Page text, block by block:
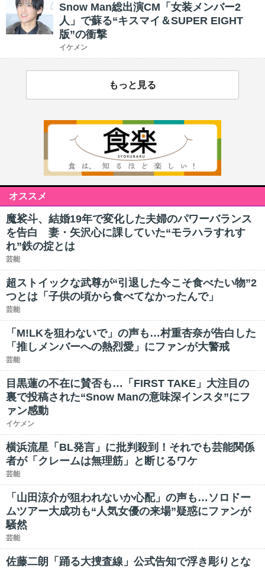
Snow Man総出演CM「女装メンバー2
人」で蘇る“キスマイ＆SUPER EIGHT
版”の衝撃
イケメン
もっと見る
オススメ
魔裟斗、結婚19年で変化した夫婦のパワーバランス
を告白 妻・矢沢心に課していた“モラハラすれす
れ”鉄の掟とは
芸能
超ストイックな武尊が“引退した今こそ食べたい物”2
つとは「子供の頃から食べてなかったんで」
芸能
「M!LKを狙わないで」の声も…村重杏奈が告白した
「推しメンバーへの熱烈愛」にファンが大警戒
芸能
目黒蓮の不在に賛否も…「FIRST TAKE」大注目の
裏で投稿された“Snow Manの意味深インスタ”にフ
ァン感動
イケメン
横浜流星「BL発言」に批判殺到！それでも芸能関係
者が「クレームは無理筋」と断じるワケ
芸能
「山田涼介が狙われないか心配」の声も…ソロドー
ムツアー大成功も“人気女優の来場”疑惑にファンが
騒然
芸能
佐藤二朗「踊る大捜査線」公式告知で浮き彫りとな